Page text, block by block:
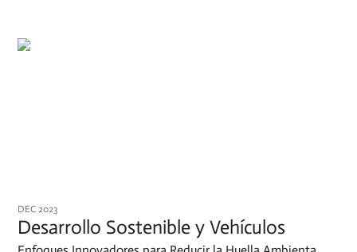
DEC 2023
Desarrollo Sostenible y Vehículos